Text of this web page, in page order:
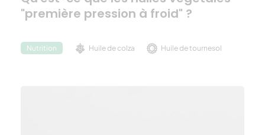
"première pression à froid" ?
Nutrition Huile de colza Huile de tournesol